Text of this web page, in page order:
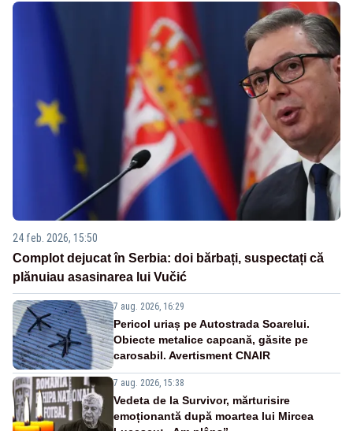
24 feb. 2026, 15:50
Complot dejucat în Serbia: doi bărbați, suspectați că
plănuiau asasinarea lui Vučić
7 aug. 2026, 16:29
Pericol uriaș pe Autostrada Soarelui.
Obiecte metalice capcană, găsite pe
carosabil. Avertisment CNAIR
7 aug. 2026, 15:38
Vedeta de la Survivor, mărturisire
emoționantă după moartea lui Mircea